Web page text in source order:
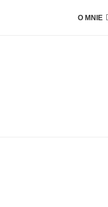
O MNIE